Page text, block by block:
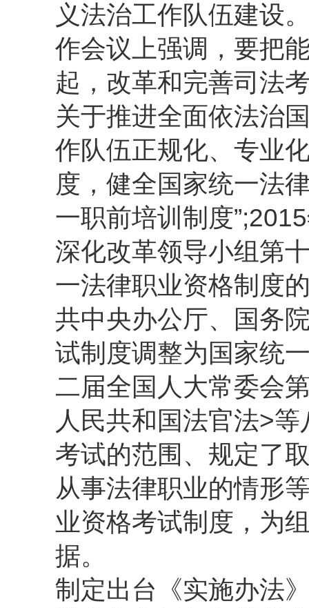
义法治工作队伍建设
作会议上强调，要把
起，改革和完善司法
关于推进全面依法治
作队伍正规化、专业
度，健全国家统一法
一职前培训制度
深化改革领导小组第
一法律职业资格制度
共中央办公厅、国务
试制度调整为国家统
二届全国人大常委会
人民共和国法官法>
考试的范围、规定了
从事法律职业的情形
业资格考试制度，为
据。
制定出台《实施办法